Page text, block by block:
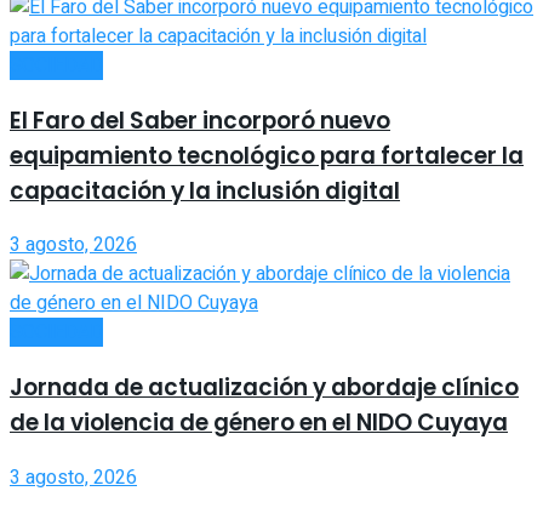
El Faro del Saber incorporó nuevo
equipamiento tecnológico para fortalecer la
capacitación y la inclusión digital
3 agosto, 2026
Jornada de actualización y abordaje clínico
de la violencia de género en el NIDO Cuyaya
3 agosto, 2026